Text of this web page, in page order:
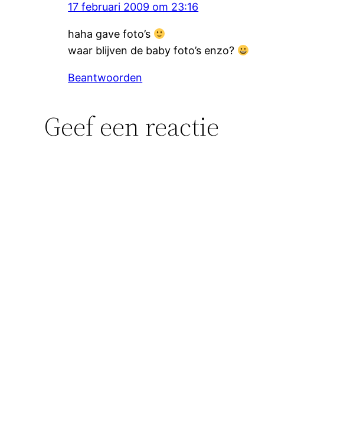
17 februari 2009 om 23:16
haha gave foto’s
waar blijven de baby foto’s enzo?
Beantwoorden
Geef een reactie